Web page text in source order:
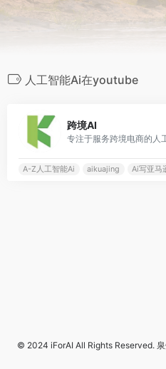
人工智能Ai在youtube
跨境AI
专注于服务跨境电商的人
A-Z人工智能Ai aikuajing Ai写亚马
© 2024 iForAI All Rights Reserved.